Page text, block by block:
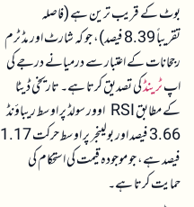
بوٹ کے قریب ترین ہے (فاصلہ
تقریباً 8.39 فیصد)، جو کہ شارٹ اور مڈ ٹرم
رجحانات کے اعتبار سے درمیانے درجے کی
اپٹرینڈکی تصدیق کرتا ہے۔ تاریخی ڈیٹا
کے مطابق RSI اوور سولڈ پر اوسط ریباؤنڈ
3.66 فیصد اور بولینجر پر اوسط حرکت 1.17
فیصد ہے، جو موجودہ قیمت کی استحکام کی
حمایت کرتا ہے۔